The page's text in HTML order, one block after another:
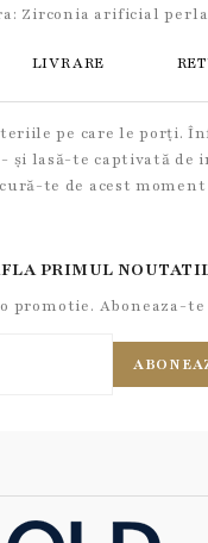
Zirconia arificial
LIVRARE
pe care le porți.
- și lasă-te captivată de
te de acest
PRIMUL
promotie. Aboneaza-